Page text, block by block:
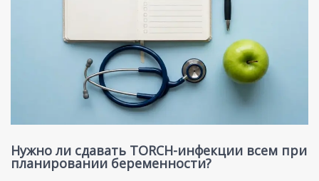
Нужно ли сдавать TORCH-инфекции всем при
планировании беременности?